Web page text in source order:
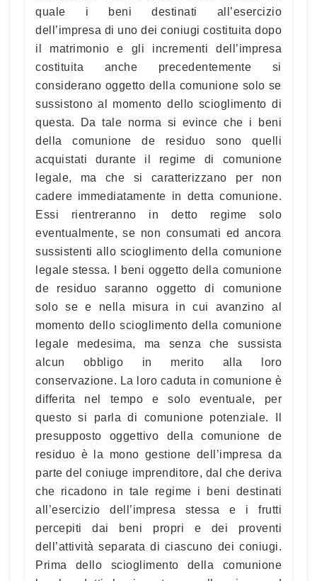
quale i beni destinati all’esercizio
dell’impresa di uno dei coniugi costituita dopo
il matrimonio e gli incrementi dell’impresa
costituita anche precedentemente si
considerano oggetto della comunione solo se
sussistono al momento dello scioglimento di
questa. Da tale norma si evince che i beni
della comunione de residuo sono quelli
acquistati durante il regime di comunione
legale, ma che si caratterizzano per non
cadere immediatamente in detta comunione.
Essi rientreranno in detto regime solo
eventualmente, se non consumati ed ancora
sussistenti allo scioglimento della comunione
legale stessa. I beni oggetto della comunione
de residuo saranno oggetto di comunione
solo se e nella misura in cui avanzino al
momento dello scioglimento della comunione
legale medesima, ma senza che sussista
alcun obbligo in merito alla loro
conservazione. La loro caduta in comunione è
differita nel tempo e solo eventuale, per
questo si parla di comunione potenziale. Il
presupposto oggettivo della comunione de
residuo è la mono gestione dell’impresa da
parte del coniuge imprenditore, dal che deriva
che ricadono in tale regime i beni destinati
all’esercizio dell’impresa stessa e i frutti
percepiti dai beni propri e dei proventi
dell’attività separata di ciascuno dei coniugi.
Prima dello scioglimento della comunione